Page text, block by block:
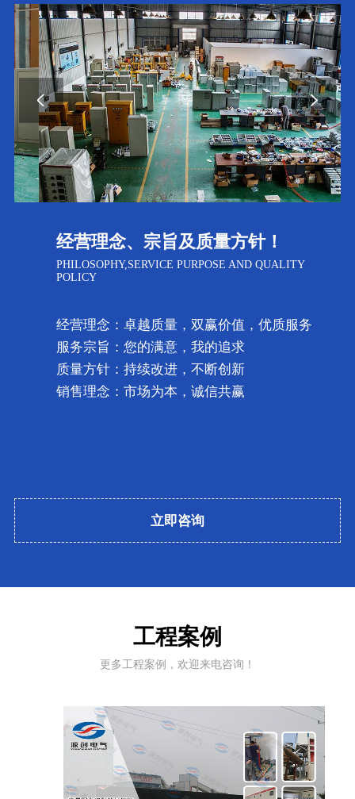
经营理念、宗旨及质量方针！
PHILOSOPHY,SERVICE PURPOSE AND QUALITY
POLICY
经营理念：卓越质量，双赢价值，优质服务
服务宗旨：您的满意，我的追求
质量方针：持续改进，不断创新
销售理念：市场为本，诚信共赢
立即咨询
工程案例
更多工程案例，欢迎来电咨询！